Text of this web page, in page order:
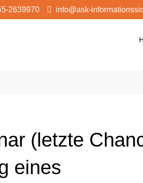
2639970 info@ask-
(letzte
eines